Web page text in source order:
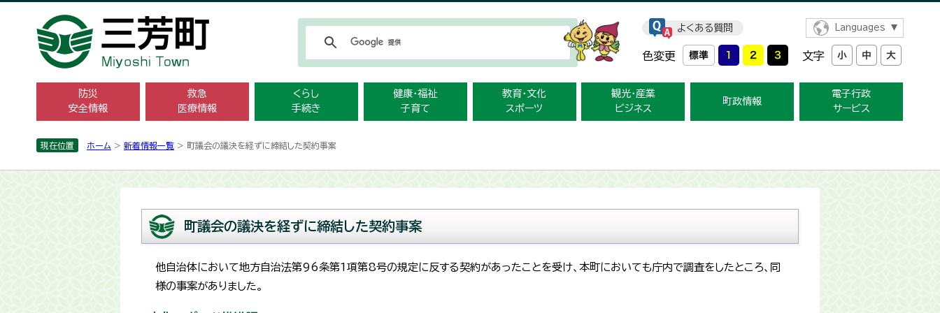
よくある質問 Languages
色変更 文字
防災
安全情報
救急
医療情報
くらし
手続き
健康・福祉
子育て
教育・文化
スポーツ
観光・産業
ビジネス
町政情報
電子行政
サービス
現在位置 ホーム > 新着情報一覧 > 町議会の議決を経ずに締結した契約事案
町議会の議決を経ずに締結した契約事案
他自治体において地方自治法第96条第1項第8号の規定に反する契約があったことを受け、本町においても庁内で調査をしたところ、同
様の事案がありました。